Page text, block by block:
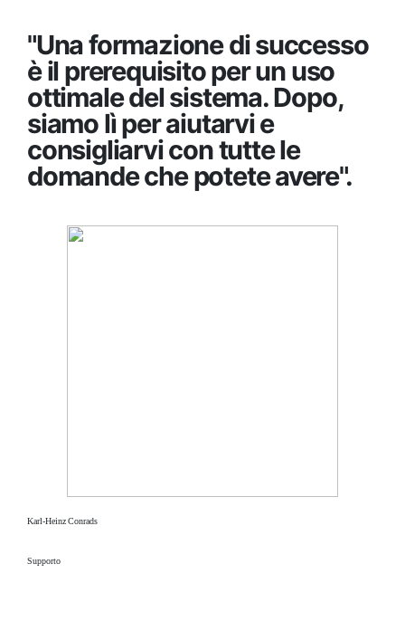
"Una formazione di successo
è il prerequisito per un uso
ottimale del sistema. Dopo,
siamo lì per aiutarvi e
consigliarvi con tutte le
domande che potete avere".
Karl-Heinz Conrads
Supporto